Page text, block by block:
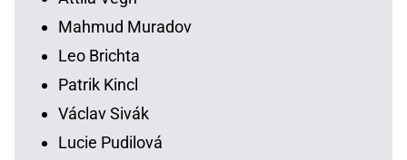
Mahmud Muradov
Leo Brichta
Patrik Kincl
Václav Sivák
Lucie Pudilová